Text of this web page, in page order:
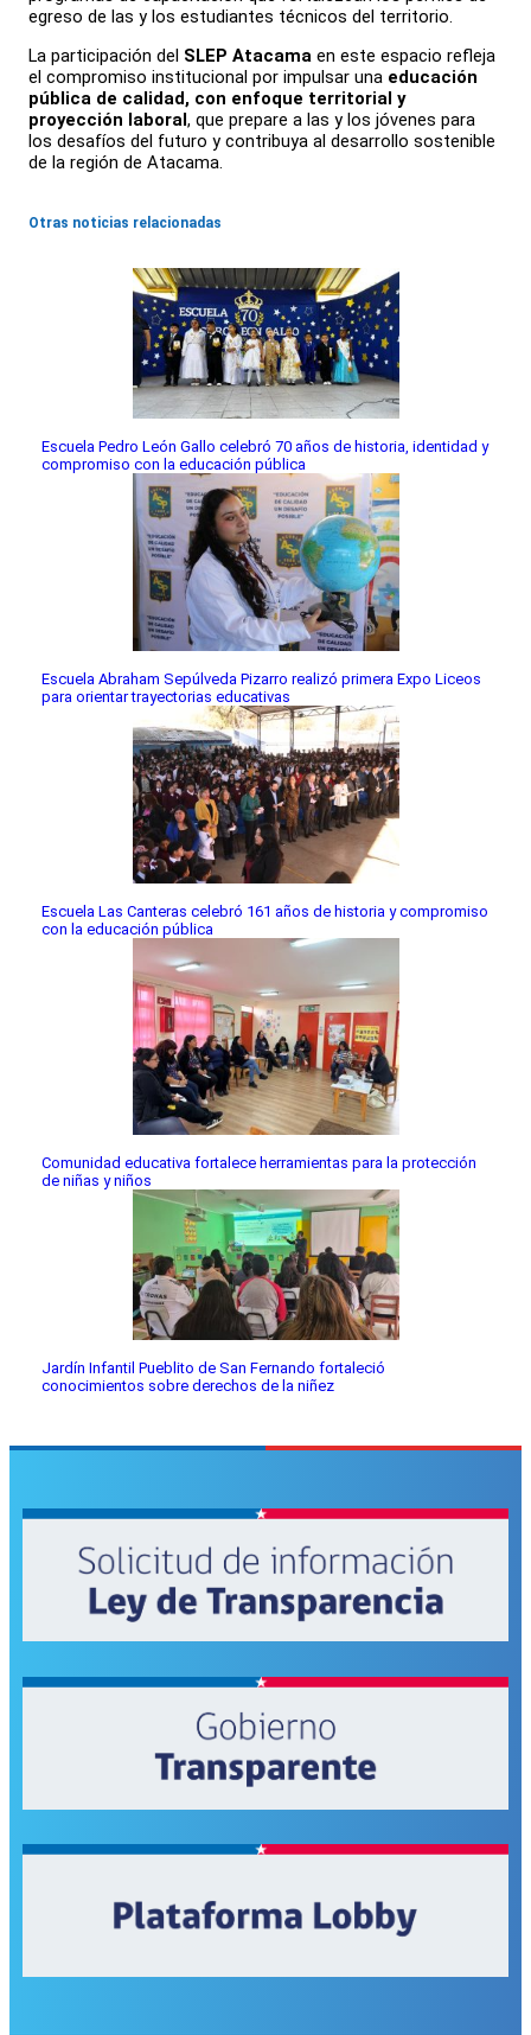
egreso de las y los estudiantes técnicos del territorio.
La participación del SLEP Atacama en este espacio refleja
el compromiso institucional por impulsar una educación
pública de calidad, con enfoque territorial y
proyección laboral, que prepare a las y los jóvenes para
los desafíos del futuro y contribuya al desarrollo sostenible
de la región de Atacama.
Otras noticias relacionadas
Escuela Pedro León Gallo celebró 70 años de historia, identidad y
compromiso con la educación pública
Escuela Abraham Sepúlveda Pizarro realizó primera Expo Liceos
para orientar trayectorias educativas
Escuela Las Canteras celebró 161 años de historia y compromiso
con la educación pública
Comunidad educativa fortalece herramientas para la protección
de niñas y niños
Jardín Infantil Pueblito de San Fernando fortaleció
conocimientos sobre derechos de la niñez